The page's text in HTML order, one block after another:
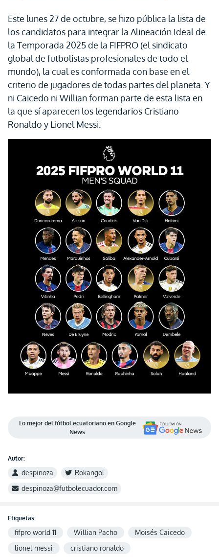
Este lunes 27 de octubre, se hizo pública la lista de
los candidatos para integrar la Alineación Ideal de
la Temporada 2025 de la FIFPRO (el sindicato
global de futbolistas profesionales de todo el
mundo), la cual es conformada con base en el
criterio de jugadores de todas partes del planeta. Y
ni Caicedo ni Willian forman parte de esta lista en
la que sí aparecen los legendarios Cristiano
Ronaldo y Lionel Messi.
Lo mejor del fútbol ecuatoriano en Google
News
Autor:
despinoza
Rokangol
despinoza@futbolecuador.com
Etiquetas:
fifpro world 11 Willian Pacho
Moisés Caicedo
lionel messi
cristiano ronaldo